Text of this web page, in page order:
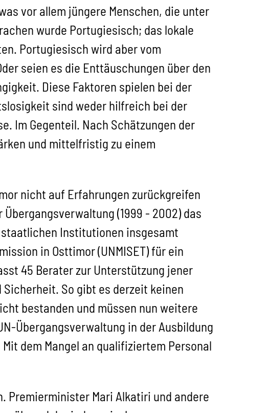
vor allem jüngere Menschen, die unter
wurde Portugiesisch; das lokale
Portugiesisch wird aber vom
seien es die Enttäuschungen über den
Diese Faktoren spielen bei der
sind weder hilfreich bei der
Im Gegenteil. Nach Schätzungen der
und mittelfristig zu einem
nicht auf Erfahrungen zurückgreifen
(1999 - 2002) das
Institutionen insgesamt
in Osttimor (UNMISET) für ein
45 Berater zur Unterstützung jener
So gibt es derzeit keinen
bestanden und müssen nun weitere
Übergangsverwaltung in der Ausbildung
dem Mangel an qualifiziertem Personal
Premierminister Mari Alkatiri und andere